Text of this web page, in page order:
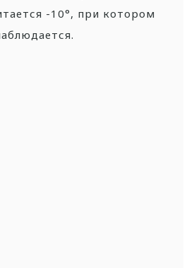
-10°, при котором